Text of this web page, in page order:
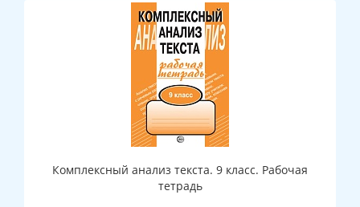
Комплексный анализ текста. 9 класс. Рабочая
тетрадь